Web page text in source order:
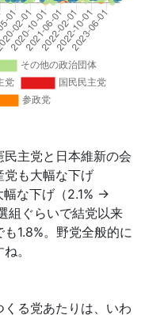
主党と日本維新の会
党も大幅な下げ
幅な下げ（2.1% →
組ぐらいで結党以来
1.8%。野党全般的に
。
る党あたりは、いわ